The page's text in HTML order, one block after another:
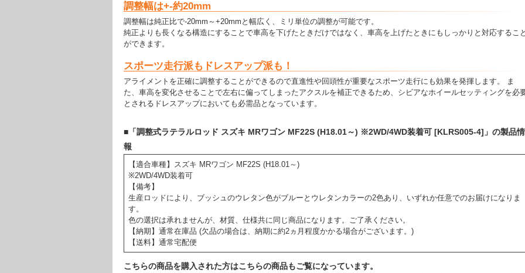
調整幅は+-約20mm
調整幅は純正比で-20mm～+20mmと幅広く、ミリ単位の調整が可能です。
純正よりも長くなる構造にすることで車高を下げたときだけではなく、車高を上げたときにもしっかりと対応するこ
ができます。
スポーツ走行派もドレスアップ派も！
アライメントを正確に調整することができるので直進性や回頭性が重要なスポーツ走行にも効果を発揮します。 ま
た、車高を変化させることで左右に偏ってしまったアクスルを補正できるため、シビアなホイールセッティングを必
とされるドレスアップにおいても必需品となっています。
■「調整式ラテラルロッド スズキ MRワゴン MF22S (H18.01～) ※2WD/4WD装着可 [KLRS005-4]」の製品情
報
【適合車種】スズキ MRワゴン MF22S (H18.01～)
※2WD/4WD装着可
【備考】
生産ロッドにより、ブッシュのウレタン色がブルーとウレタンカラーの2色あり、いずれか任意でのお届けになりま
す。
色の選択は承れませんが、材質、仕様共に同じ商品になります。ご了承ください。
【納期】通常在庫品 (欠品の場合は、納期に約2ヵ月程度かかる場合がございます。)
【送料】通常宅配便
こちらの商品を購入された方はこちらの商品もご覧になっています。